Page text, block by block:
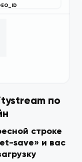
по
строке
save» и вас